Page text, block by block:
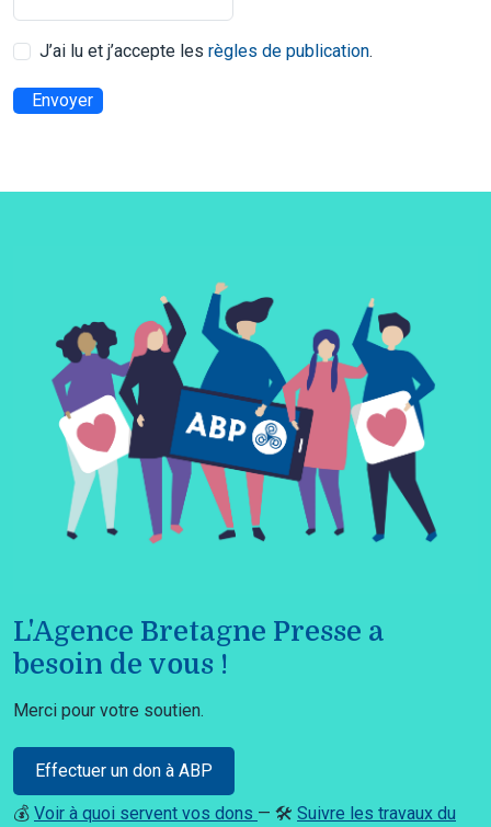
J’ai lu et j’accepte les règles de publication.
Envoyer
L'Agence Bretagne Presse a
besoin de vous !
Merci pour votre soutien.
Effectuer un don à ABP
💰 Voir à quoi servent vos dons — 🛠️ Suivre les travaux du